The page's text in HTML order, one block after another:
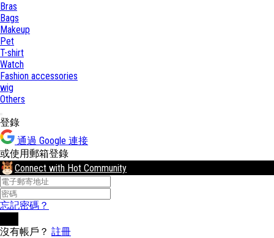
Bras
Bags
Makeup
Pet
T-shirt
Watch
Fashion accessories
wig
Others
登錄
通過 Google 連接
或使用郵箱登錄
Connect with Hot Community
忘記密碼？
沒有帳戶？ 註冊